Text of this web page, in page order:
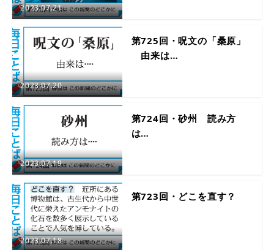
2023.07.21
2023.07.20
第725回・呪文の「桑原」
由来は…
2023.07.19
第724回・砂州 読み方
は…
2023.07.18
第723回・どこを直す？